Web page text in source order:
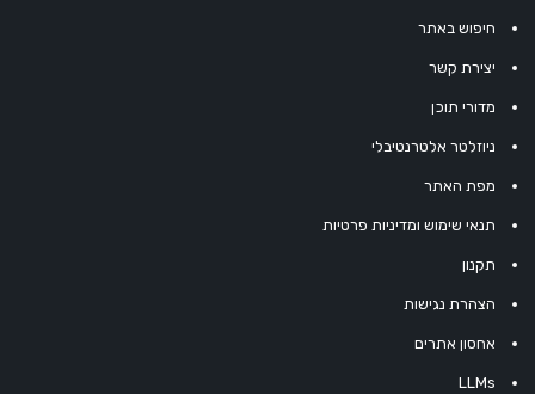
חיפוש באתר
יצירת קשר
מדורי תוכן
ניוזלטר אלטרנטיבלי
מפת האתר
תנאי שימוש ומדיניות פרטיות
תקנון
הצהרת נגישות
אחסון אתרים
LLMs